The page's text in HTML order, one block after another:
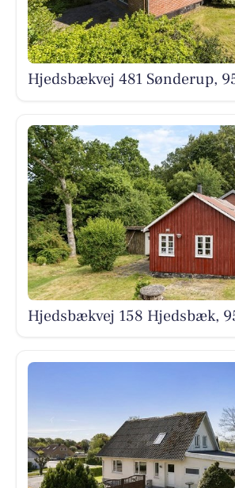
Hjedsbækvej 481 Sønderup,
Hjedsbækvej 158 Hjedsbæk,